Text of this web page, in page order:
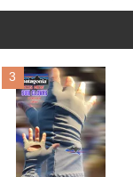
3